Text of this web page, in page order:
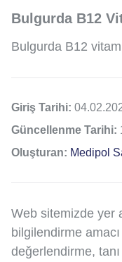
Bulgurda B12
Bulgurda B12
Giriş Tarihi:
Güncellenme Tarihi:
Oluşturan: Medipol
Web sitemizde yer
bilgilendirme
değerlendirme,